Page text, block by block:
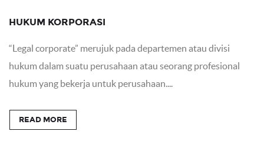
HUKUM KORPORASI
“Legal corporate” merujuk pada departemen atau divisi
hukum dalam suatu perusahaan atau seorang profesional
hukum yang bekerja untuk perusahaan....
READ MORE